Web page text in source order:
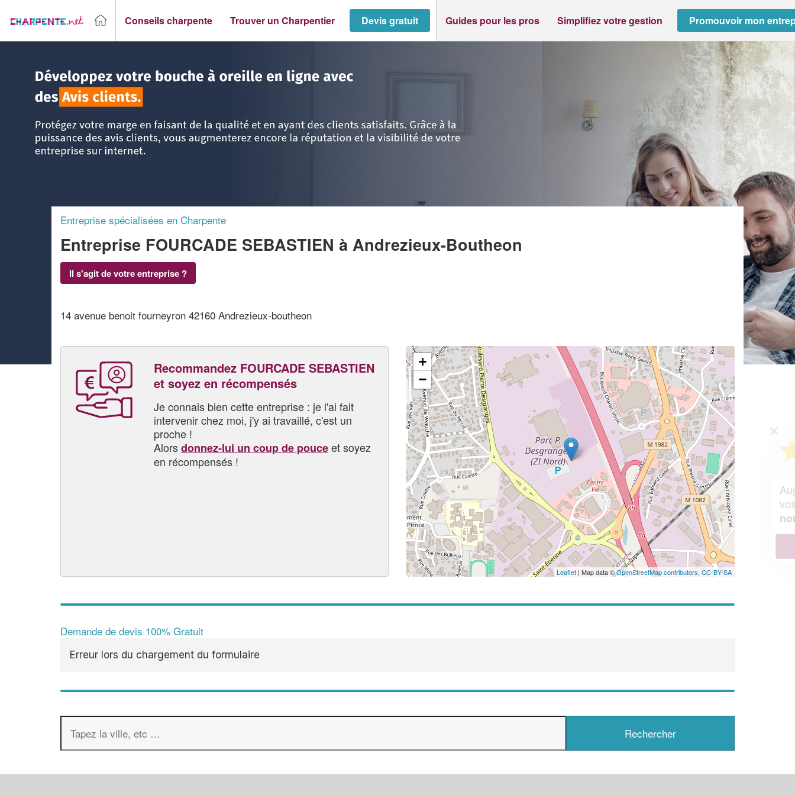
Conseils charpente Trouver un Charpentier Devis gratuit Guides pour les pros Simplifiez votre gestion Promouvoir mon
Entreprise spécialisées en Charpente
Entreprise FOURCADE SEBASTIEN à Andrezieux-Boutheon
Il s'agit de votre entreprise ?
14 avenue benoit fourneyron 42160 Andrezieux-boutheon
Recommandez FOURCADE SEBASTIEN
et soyez en récompensés
Je connais bien cette entreprise : je l'ai fait
intervenir chez moi, j'y ai travaillé, c'est un
proche !
Alorsdonnez-lui un coup de pouceet soyez
en récompensés !
+
−
Leaflet | Map data ©OpenStreetMap contributors, CC-BY-SA
Demande de devis 100% Gratuit
Erreur lors du chargement du formulaire
✕
Vous êtes un
professionnel ?
Augmentez votre chiffre d'affaires
vosmargestout en gagnant de
nouveaux clients!
En savoir plus